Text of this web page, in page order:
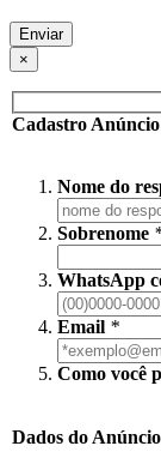
×
Cadastro
Nome do
Sobrenome
WhatsApp
Email *
Como você
Dados do Anúncio